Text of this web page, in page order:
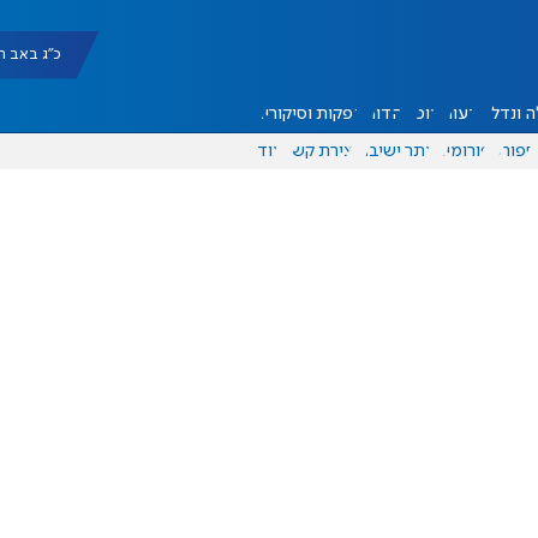
כ"ג באב תשפ"ו
ונדל"ן דעות אוכל יהדות הפקות וסיקורים
ספורט פורומים אתר ישיבה יצירת קשר עוד